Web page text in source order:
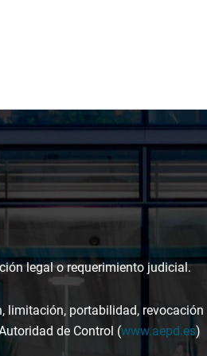
legal o requerimiento judicial.
limitación, portabilidad,
de Control (www.aepd.es)